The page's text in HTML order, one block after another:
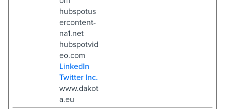
hubspotus
ercontent-
na1.net
hubspotvid
eo.com
LinkedIn
Twitter Inc.
www.dakot
a.eu